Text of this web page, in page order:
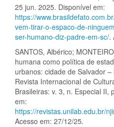
25 jun. 2025. Disponível em:
https://
vem-tirar-o-espaco-de-
ser-humano-diz-padre-em-sc/.
SANTOS, Albérico;
humana como política de
urbanos: cidade de Salvador –
Revista Internacional de
Brasileiras: v. 3, n. Especial II,
em:
https://revistas.unilab.edu.br/
Acesso em: 27/12/25.